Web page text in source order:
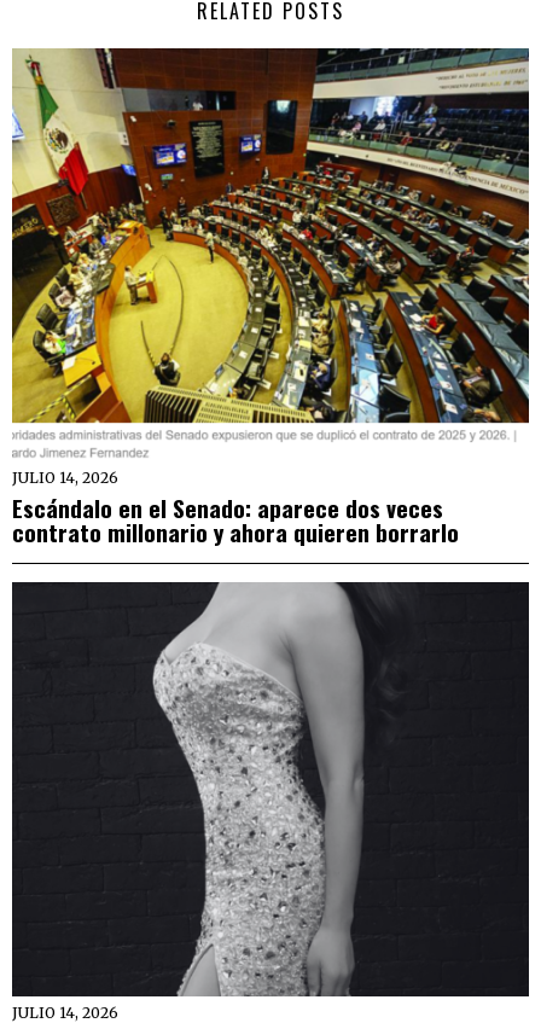
RELATED POSTS
JULIO 14, 2026
Escándalo en el Senado: aparece dos veces
contrato millonario y ahora quieren borrarlo
JULIO 14, 2026